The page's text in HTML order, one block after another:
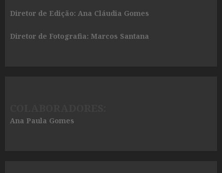
Diretor de Edição: Ana Cláudia Gomes
Diretor de Fotografia: Marcos Santana
Ana Paula Gomes